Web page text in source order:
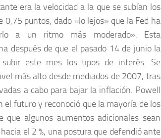
era la velocidad a la que se subían los
puntos, dado «lo lejos» que la Fed ha
a un ritmo más moderado». Esta
después de que el pasado 14 de junio la
este mes los tipos de interés. Se
más alto desde mediados de 2007, tras
a cabo para bajar la inflación. Powell
el futuro y reconoció que la mayoría de los
que algunos aumentos adicionales sean
el 2 %, una postura que defendió ante